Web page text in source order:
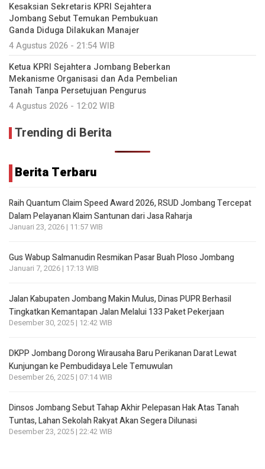
Kesaksian Sekretaris KPRI Sejahtera
Jombang Sebut Temukan Pembukuan
Ganda Diduga Dilakukan Manajer
4 Agustus 2026 - 21:54 WIB
Ketua KPRI Sejahtera Jombang Beberkan
Mekanisme Organisasi dan Ada Pembelian
Tanah Tanpa Persetujuan Pengurus
4 Agustus 2026 - 12:02 WIB
Trending di Berita
Berita Terbaru
Raih Quantum Claim Speed Award 2026, RSUD Jombang Tercepat
Dalam Pelayanan Klaim Santunan dari Jasa Raharja
Januari 23, 2026 | 11:57 WIB
Gus Wabup Salmanudin Resmikan Pasar Buah Ploso Jombang
Januari 7, 2026 | 17:13 WIB
Jalan Kabupaten Jombang Makin Mulus, Dinas PUPR Berhasil
Tingkatkan Kemantapan Jalan Melalui 133 Paket Pekerjaan
Desember 30, 2025 | 12:42 WIB
DKPP Jombang Dorong Wirausaha Baru Perikanan Darat Lewat
Kunjungan ke Pembudidaya Lele Temuwulan
Desember 26, 2025 | 07:14 WIB
Dinsos Jombang Sebut Tahap Akhir Pelepasan Hak Atas Tanah
Tuntas, Lahan Sekolah Rakyat Akan Segera Dilunasi
Desember 23, 2025 | 22:42 WIB